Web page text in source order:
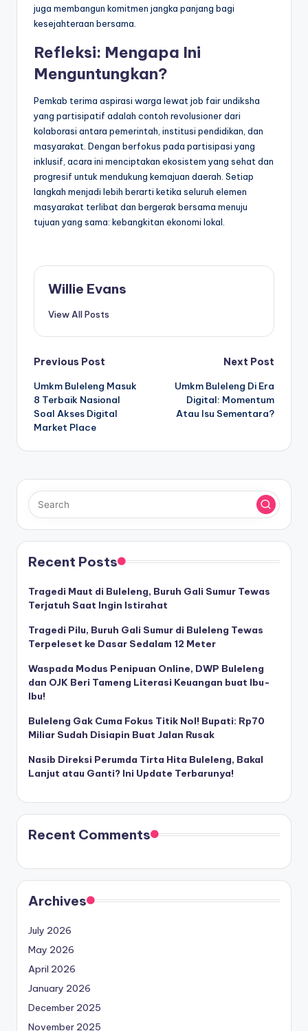
juga membangun komitmen jangka panjang bagi
kesejahteraan bersama.
Refleksi: Mengapa Ini
Menguntungkan?
Pemkab terima aspirasi warga lewat job fair undiksha
yang partisipatif adalah contoh revolusioner dari
kolaborasi antara pemerintah, institusi pendidikan, dan
masyarakat. Dengan berfokus pada partisipasi yang
inklusif, acara ini menciptakan ekosistem yang sehat dan
progresif untuk mendukung kemajuan daerah. Setiap
langkah menjadi lebih berarti ketika seluruh elemen
masyarakat terlibat dan bergerak bersama menuju
tujuan yang sama: kebangkitan ekonomi lokal.
Willie Evans
View All Posts
Post
navigation
Previous Post
Umkm Buleleng Masuk
8 Terbaik Nasional
Soal Akses Digital
Market Place
Next Post
Umkm Buleleng Di Era
Digital: Momentum
Atau Isu Sementara?
Recent Posts
Tragedi Maut di Buleleng, Buruh Gali Sumur Tewas
Terjatuh Saat Ingin Istirahat
Tragedi Pilu, Buruh Gali Sumur di Buleleng Tewas
Terpeleset ke Dasar Sedalam 12 Meter
Waspada Modus Penipuan Online, DWP Buleleng
dan OJK Beri Tameng Literasi Keuangan buat Ibu-
Ibu!
Buleleng Gak Cuma Fokus Titik Nol! Bupati: Rp70
Miliar Sudah Disiapin Buat Jalan Rusak
Nasib Direksi Perumda Tirta Hita Buleleng, Bakal
Lanjut atau Ganti? Ini Update Terbarunya!
Recent Comments
Archives
July 2026
May 2026
April 2026
January 2026
December 2025
November 2025